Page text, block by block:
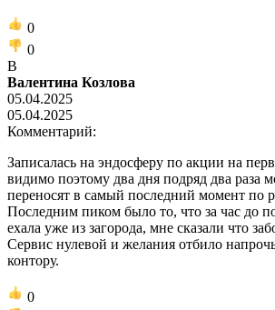
0
0
В
Валентина Козлова
05.04.2025
05.04.2025
Комментарий:
Записалась на эндосферу по акции на
видимо поэтому два дня подряд два раза
переносят в самый последний момент по
Последним пиком было то, что за час до
ехала уже из загорода, мне сказали что
Сервис нулевой и желания отбило
контору.
0